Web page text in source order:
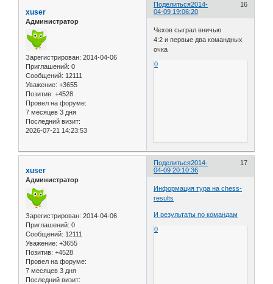
Поделиться 16
2014-
04-09 19:06:20
xuser
Администратор
Зарегистрирован: 2014-04-06
Приглашений: 0
Сообщений: 12111
Уважение: +3655
Позитив: +4528
Провел на форуме:
7 месяцев 3 дня
Последний визит:
2026-07-21 14:23:53
Чехов сыграл вничью
4:2 и первые два командных
очка
0
Поделиться 17
2014-
04-09 20:10:36
xuser
Администратор
Зарегистрирован: 2014-04-06
Приглашений: 0
Сообщений: 12111
Уважение: +3655
Позитив: +4528
Провел на форуме:
7 месяцев 3 дня
Последний визит:
Информация тура на chess-
results
И результаты по командам
0